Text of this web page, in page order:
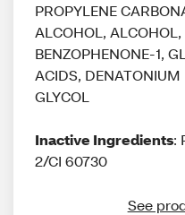
PROPYLENE
ALCOHOL, ALCOHOL,
BENZOPHENONE-1,
ACIDS, DENATONIUM
GLYCOL
Inactive Ingredients:
2/CI 60730
See